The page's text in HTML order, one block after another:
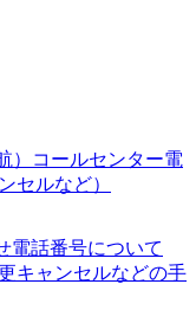
）コールセンター電
セルなど）
電話番号について
キャンセルなどの手